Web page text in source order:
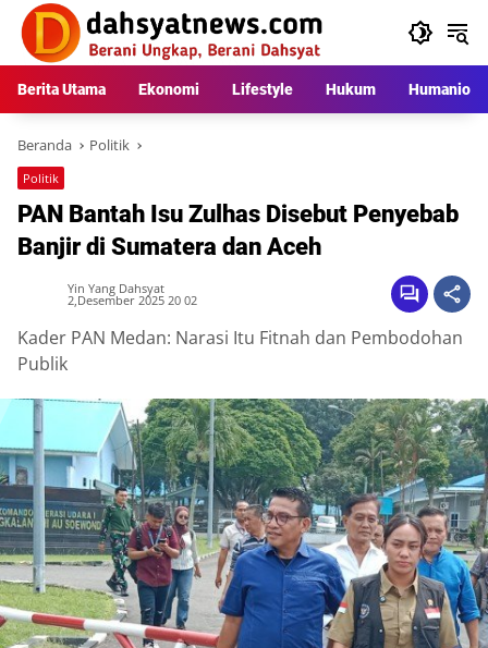
Langsung
konten
Berita Utama Ekonomi Lifestyle Hukum Humaniora
Beranda Politik
Politik
PAN Bantah Isu Zulhas Disebut Penyebab
Banjir di Sumatera dan Aceh
Yin Yang Dahsyat
2,Desember 2025 20 02
Kader PAN Medan: Narasi Itu Fitnah dan Pembodohan
Publik